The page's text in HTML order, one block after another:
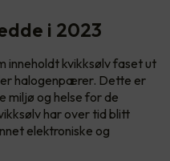
i 2023
inneholdt kvikksølv faset ut
halogenpærer. Dette er
miljø og helse for de
har over tid blitt
elektroniske og